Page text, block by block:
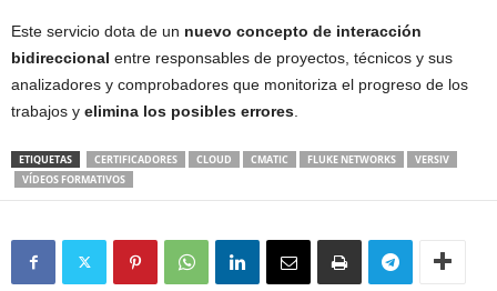
Este servicio dota de un nuevo concepto de interacción
bidireccional entre responsables de proyectos, técnicos y sus
analizadores y comprobadores que monitoriza el progreso de los
trabajos y elimina los posibles errores
ETIQUETAS CERTIFICADORES CLOUD CMATIC FLUKE NETWORKS
VERSIV
VÍDEOS FORMATIVOS